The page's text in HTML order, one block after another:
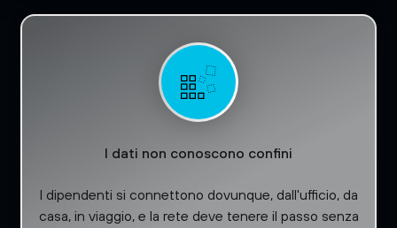
I dati non conoscono confini
I dipendenti si connettono dovunque, dall'ufficio, da
casa, in viaggio, e la rete deve tenere il passo senza